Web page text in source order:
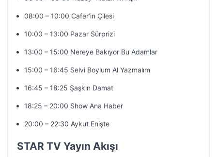
08:00 – 10:00 Cafer’in Çilesi
10:00 – 13:00 Pazar Sürprizi
13:00 – 15:00 Nereye Bakıyor Bu Adamlar
15:00 – 16:45 Selvi Boylum Al Yazmalım
16:45 – 18:25 Şaşkın Damat
18:25 – 20:00 Show Ana Haber
20:00 – 22:30 Aykut Enişte
STAR TV Yayın Akışı